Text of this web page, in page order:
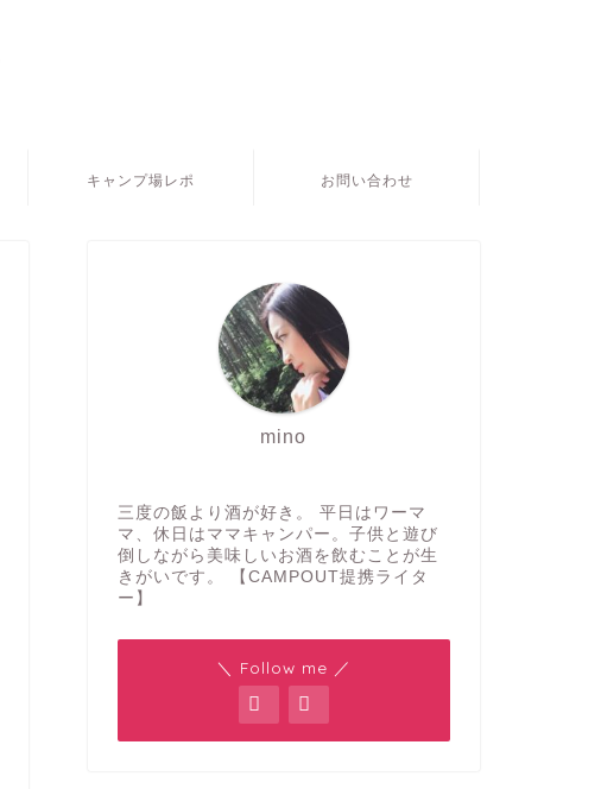
キャンプ場レポ お問い合わせ
mino
三度の飯より酒が好き。 平日はワーマ
マ、休日はママキャンパー。子供と遊び
倒しながら美味しいお酒を飲むことが生
きがいです。 【CAMPOUT提携ライタ
ー】
＼ Follow me ／